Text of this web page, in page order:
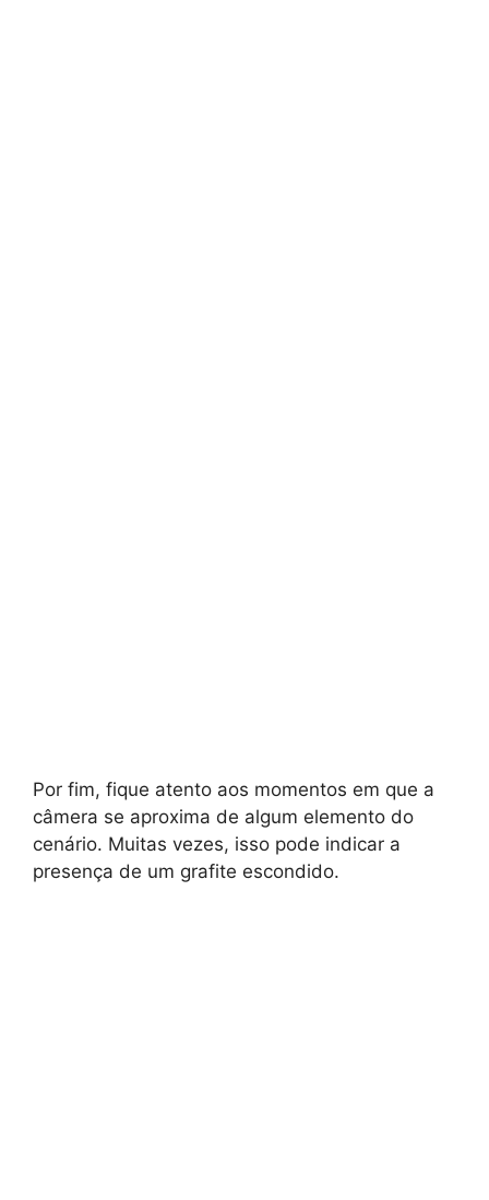
Por fim, fique atento aos momentos em que a
câmera se aproxima de algum elemento do
cenário. Muitas vezes, isso pode indicar a
presença de um grafite escondido.